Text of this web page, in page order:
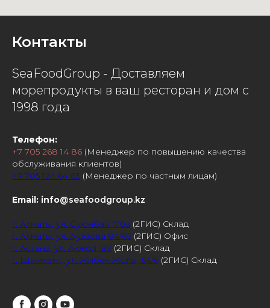
Контакты
SeaFoodGroup - Доставляем
морепродукты в ваш ресторан и дом с
1998 года
Телефон:
+7 705 268 14 86 (Менеджер по повышению качества
обслуживания клиентов)
+7 705 124 64 63 (Менеджер по частным лицам)
Email: info@seafoodgroup.kz
г. Алматы, ул. Суюнбая 170а (2ГИС) Склад
г. Алматы, ул. Ауэзова 84/69 (2ГИС) Офис
г. Астана, ул. Акжол, 89 (2ГИС) Склад
г. Шымкент, ул. Жибек Жолы, 64/6 (2ГИС) Склад